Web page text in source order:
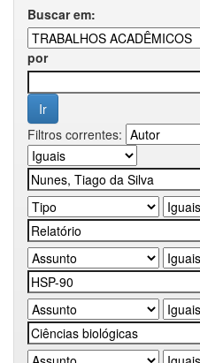
Buscar em:
por
Filtros correntes: